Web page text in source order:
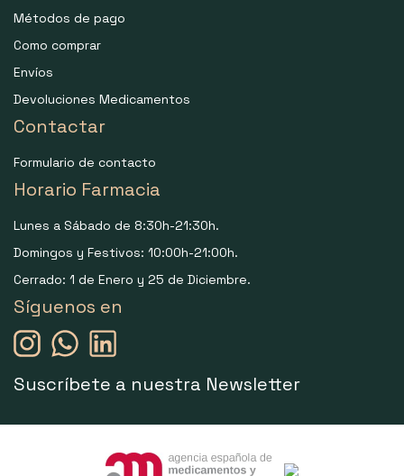
Métodos de pago
Como comprar
Envíos
Devoluciones Medicamentos
Contactar
Formulario de contacto
Horario Farmacia
Lunes a Sábado de 8:30h-21:30h.
Domingos y Festivos: 10:00h-21:00h.
Cerrado: 1 de Enero y 25 de Diciembre.
Síguenos en
Suscríbete a nuestra Newsletter